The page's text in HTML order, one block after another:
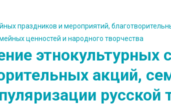
этнокультурных
акций,